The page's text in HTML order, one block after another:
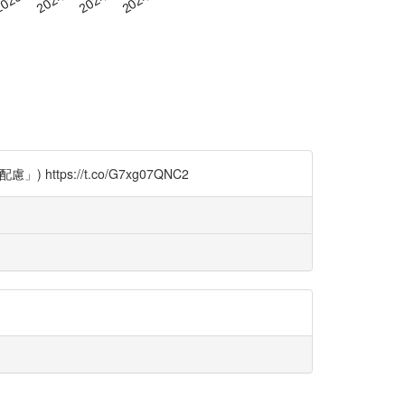
慮」) https://t.co/G7xg07QNC2